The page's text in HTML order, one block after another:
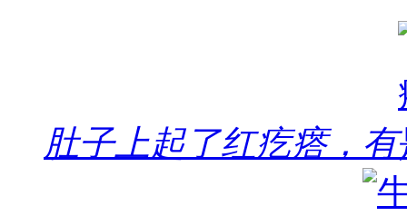
肚子上起了红疙瘩，有